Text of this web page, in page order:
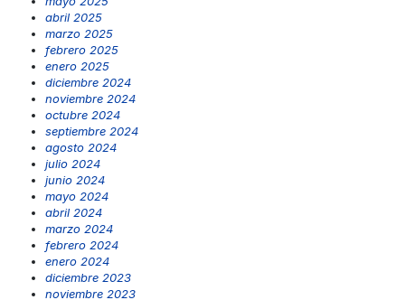
abril 2025
marzo 2025
febrero 2025
enero 2025
diciembre 2024
noviembre 2024
octubre 2024
septiembre 2024
agosto 2024
julio 2024
junio 2024
mayo 2024
abril 2024
marzo 2024
febrero 2024
enero 2024
diciembre 2023
noviembre 2023